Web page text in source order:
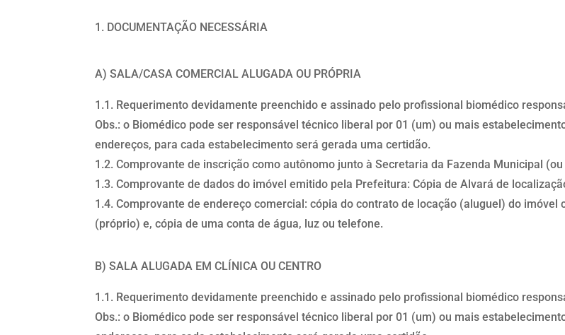
DOCUMENTAÇÃO NECESSÁRIA
A) SALA/CASA COMERCIAL ALUGADA OU PRÓPRIA
1.1. Requerimento devidamente preenchido e assinado pelo profissional biomédico
Obs.: o Biomédico pode ser responsável técnico liberal por 01 (um) ou mais
endereços, para cada estabelecimento será gerada uma certidão.
1.2. Comprovante de inscrição como autônomo junto à Secretaria da Fazenda Municipal
1.3. Comprovante de dados do imóvel emitido pela Prefeitura: Cópia de Alvará de
1.4. Comprovante de endereço comercial: cópia do contrato de locação (aluguel) do
(próprio) e, cópia de uma conta de água, luz ou telefone.
B) SALA ALUGADA EM CLÍNICA OU CENTRO
1.1. Requerimento devidamente preenchido e assinado pelo profissional biomédico
Obs.: o Biomédico pode ser responsável técnico liberal por 01 (um) ou mais